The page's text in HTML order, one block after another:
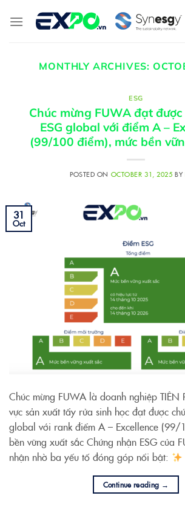
MONTHLY ARCHIVES:
ESG
Chúc mừng FUWA đạt
ESG global với điểm A –
(99/100 điểm), mức bền
POSTED ON OCTOBER 31, 2025 BY
31
Oct
Chúc mừng FUWA là doanh nghiệp
vực sản xuất tẩy rửa sinh học đạt được
global với rank điểm A – Excellence (99/
bền vững xuất sắc Chứng nhận ESG của
nhận nhờ ba yếu tố đóng góp nổi bật:
Continue reading →